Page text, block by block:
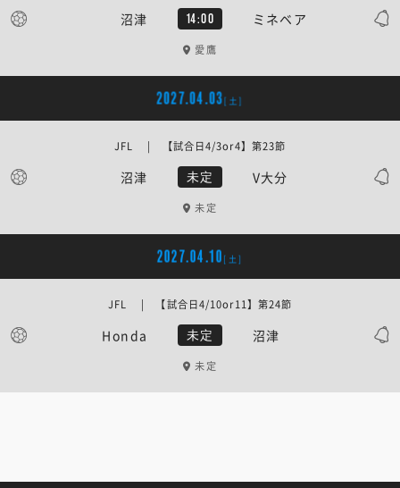
沼津 14:00 ミネベア
愛鷹
2027.04.03[土]
沼津 未定 V大分
JFL | 【試合日4/3or4】第23節
未定
2027.04.10 [土]
Honda 未定 沼津
JFL | 【試合日4/10or11】第24節
未定